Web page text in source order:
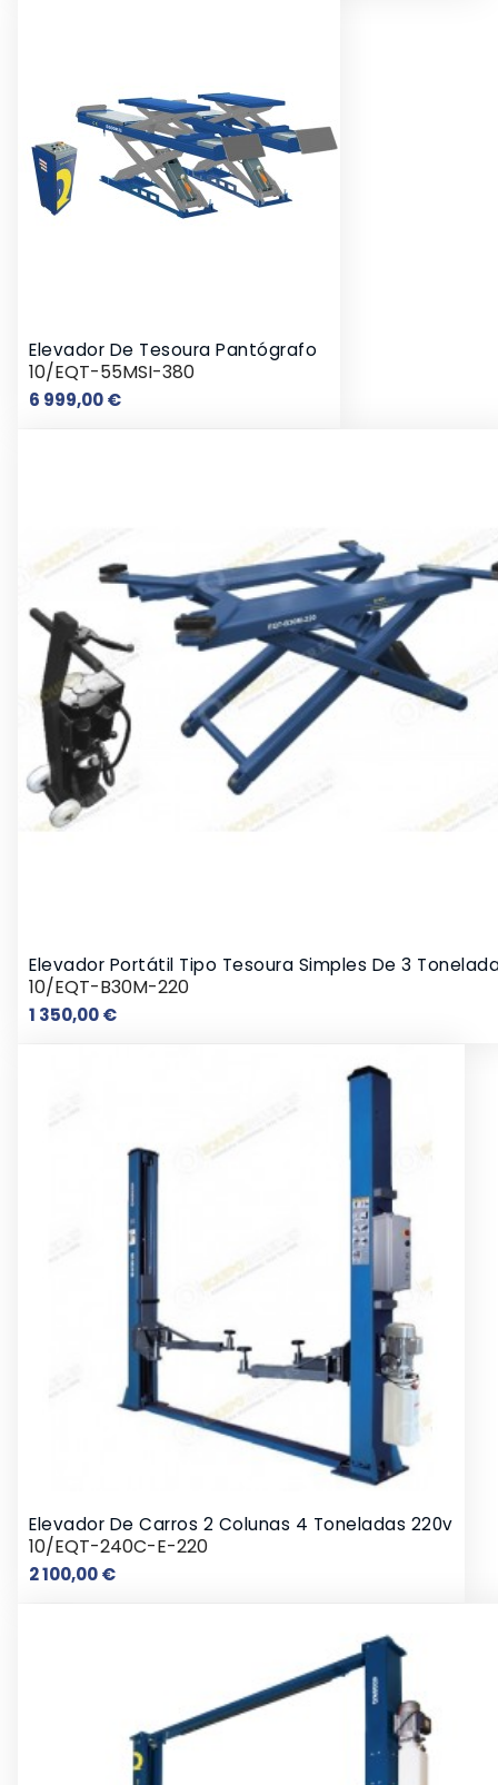
Elevador De Tesoura Pantógrafo
10/EQT-55MSI-380
6 999,00 €Preço
Elevador Portátil Tipo Tesoura Simples De 3
10/EQT-B30M-220
1 350,00 €Preço
Elevador De Carros 2 Colunas 4 Toneladas 220v
10/EQT-240C-E-220
2 100,00 €Preço